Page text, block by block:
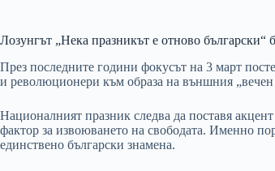
Лозунгът „Нека празникът е отново български“
През последните години фокусът на 3 март
и революционери към образа на външния „вечен
Националният празник следва да поставя
фактор за извоюването на свободата. Именно
единствено български знамена.